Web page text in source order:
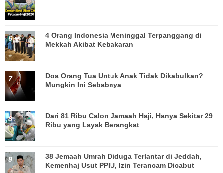
4 Orang Indonesia Meninggal Terpanggang di
Mekkah Akibat Kebakaran
Doa Orang Tua Untuk Anak Tidak Dikabulkan?
Mungkin Ini Sebabnya
Dari 81 Ribu Calon Jamaah Haji, Hanya Sekitar 29
Ribu yang Layak Berangkat
38 Jemaah Umrah Diduga Terlantar di Jeddah,
Kemenhaj Usut PPIU, Izin Terancam Dicabut